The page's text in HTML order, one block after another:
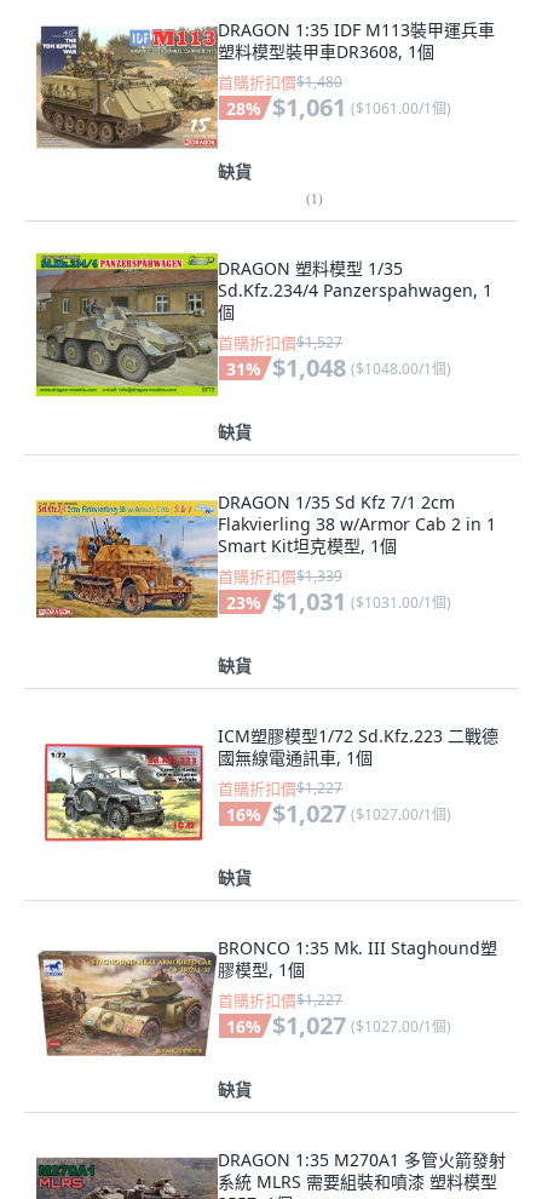
DRAGON 1:35 IDF M113裝甲運兵車
塑料模型裝甲車DR3608, 1個
首購折扣價$1,480
28% $1,061 ($1061.00/1個)
缺貨
(1)
DRAGON 塑料模型 1/35
Sd.Kfz.234/4 Panzerspahwagen, 1
個
首購折扣價$1,527
31% $1,048 ($1048.00/1個)
缺貨
DRAGON 1/35 Sd Kfz 7/1 2cm
Flakvierling 38 w/Armor Cab 2 in 1
Smart Kit坦克模型, 1個
首購折扣價$1,339
23% $1,031 ($1031.00/1個)
缺貨
ICM塑膠模型1/72 Sd.Kfz.223 二戰德
國無線電通訊車, 1個
首購折扣價$1,227
16% $1,027 ($1027.00/1個)
缺貨
BRONCO 1:35 Mk. III Staghound塑
膠模型, 1個
首購折扣價$1,227
16% $1,027 ($1027.00/1個)
缺貨
DRAGON 1:35 M270A1 多管火箭發射
系統 MLRS 需要組裝和噴漆 塑料模型